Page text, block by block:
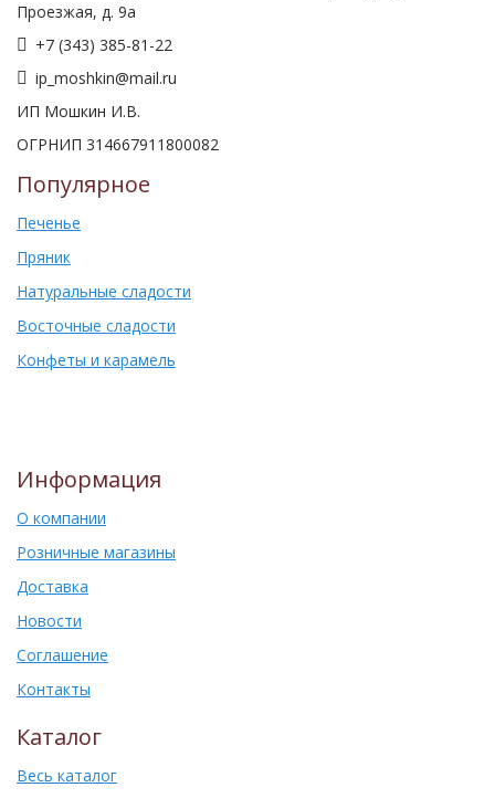
Проезжая, д. 9а
+7 (343) 385-81-22
ip_moshkin@mail.ru
ИП Мошкин И.В.
ОГРНИП 314667911800082
Популярное
Печенье
Пряник
Натуральные сладости
Восточные сладости
Конфеты и карамель
Информация
О компании
Розничные магазины
Доставка
Новости
Соглашение
Контакты
Каталог
Весь каталог